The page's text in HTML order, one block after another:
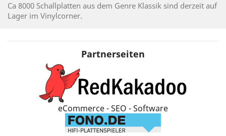
Ca 8000 Schallplatten aus dem Genre Klassik sind derzeit auf
Lager im Vinylcorner.
Partnerseiten
eCommerce - SEO - Software